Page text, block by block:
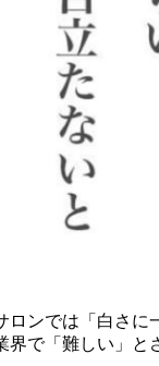
ンでは「白さ
で「難しい」